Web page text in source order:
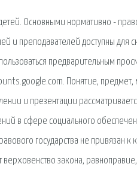
Основными нормативно -
и преподавателей доступны для
предварительным
Понятие,
и презентации
в сфере социального
государства не привязан
закона,